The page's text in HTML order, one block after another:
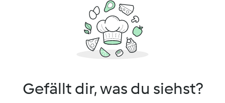
Gefällt dir, was du siehst?